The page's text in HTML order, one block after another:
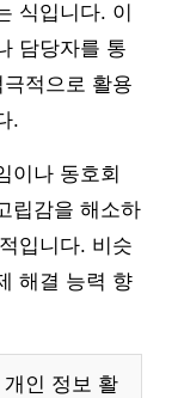
식입니다. 이
담당자를 통
적으로 활용
.
이나 동호회
립감을 해소하
입니다. 비슷
해결 능력 향
인 정보 활